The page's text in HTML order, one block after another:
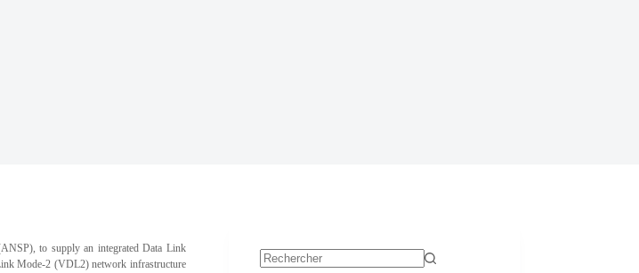
to supply an integrated Data Link
Mode-2 (VDL2) network infrastructure